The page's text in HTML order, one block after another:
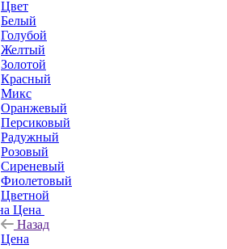
Цвет
Белый
Голубой
Желтый
Золотой
Красный
Микс
Оранжевый
Персиковый
Радужный
Розовый
Сиреневый
Фиолетовый
Цветной
Цена
Назад
Цена